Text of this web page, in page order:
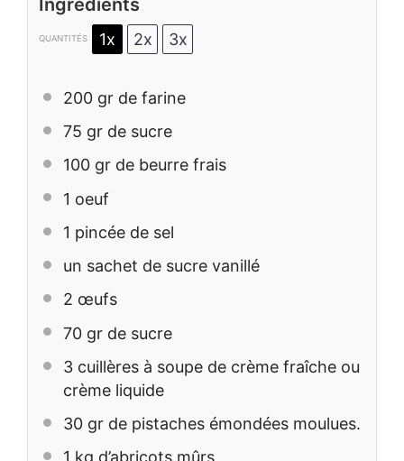
Ingrédients
QUANTITÉS 1x 2x 3x
200 gr de farine
75 gr de sucre
100 gr de beurre frais
1 oeuf
1 pincée de sel
un sachet de sucre vanillé
2 œufs
70 gr de sucre
3 cuillères à soupe de crème fraîche ou
crème liquide
30 gr de pistaches émondées moulues.